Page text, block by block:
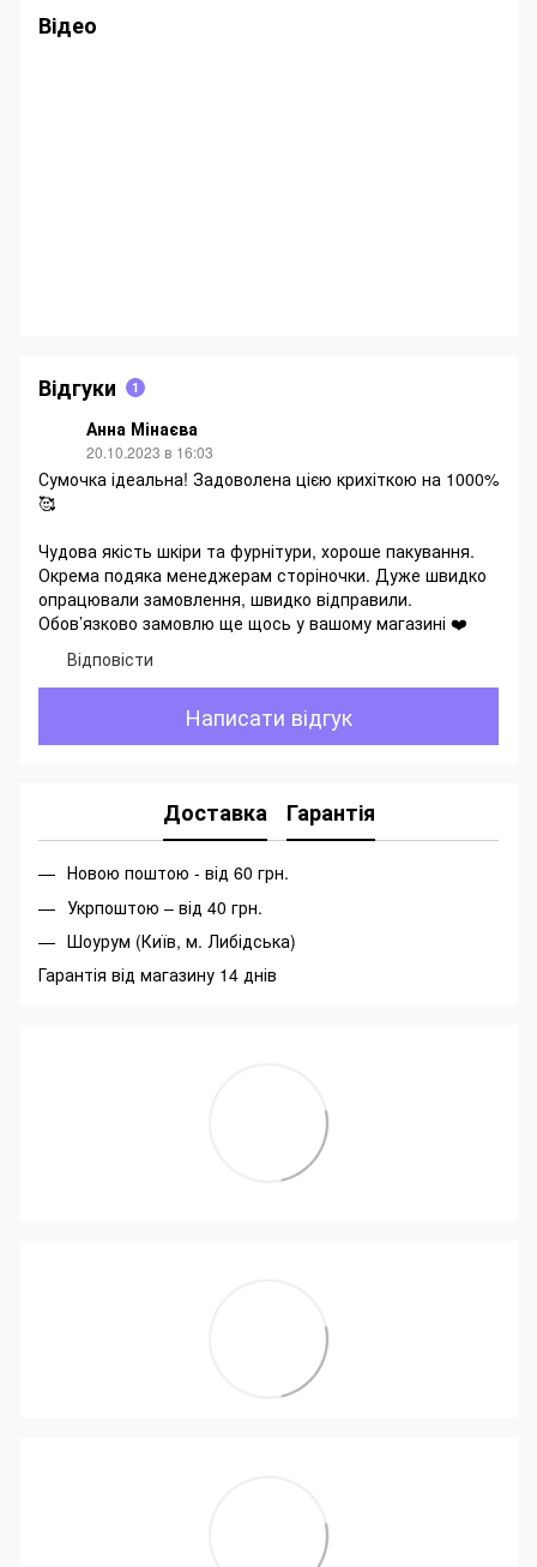
Відео
Відгуки 1
Анна Мінаєва
20.10.2023 в 16:03
Сумочка ідеальна! Задоволена цією крихіткою на 1000%
🥰
Чудова якість шкіри та фурнітури, хороше пакування.
Окрема подяка менеджерам сторіночки. Дуже швидко
опрацювали замовлення, швидко відправили.
Обов’язково замовлю ще щось у вашому магазині ❤️
Відповісти
Написати відгук
Доставка Гарантія
Новою поштою - від 60 грн.
Укрпоштою – від 40 грн.
Шоурум (Київ, м. Либідська)
Гарантія від магазину 14 днів